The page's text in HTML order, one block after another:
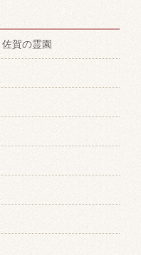
賀の霊園